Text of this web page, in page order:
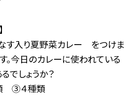
す入り夏野菜カレー をつけま
す。今日のカレーに使われている
でしょうか？
③４種類